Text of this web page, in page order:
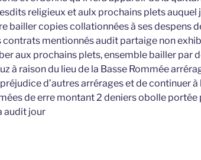
religieux et aulx prochains plets auquel
bailler copies collationnées à ses despens
contrats mentionnés audit partaige non
aux prochains plets, ensemble bailler par
à raison du lieu de la Basse Rommée
d’autres arrérages et de continuer
de erre montant 2 deniers obolle
audit jour